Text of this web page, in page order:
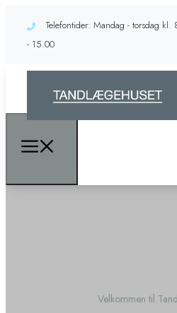
Telefontider: Mandag - torsdag
- 15.00
Velkommen til